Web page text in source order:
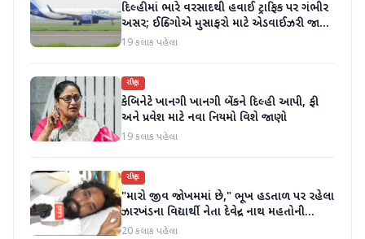
દિલ્હીમાં ભારે વરસાદથી હવાઈ ટ્રાફિક પર ગંભીર
અસર; ઈન્ડિગોએ મુસાફરો માટે એડવાઈઝરી જાહેર
કરી
19 કલાક પહેલા
રાષ્ટ્રીય
કેબિનેટે ખાનગી ખાનગી બેંકને દિલ્હી આપી, ફી
અને પ્રવેશ માટે નવા નિયમો વિશે જાણો
19 કલાક પહેલા
રાષ્ટ્રીય
"મારો જીવ જોખમમાં છે," ભૂખ હડતાળ પર રહેલા
ઝારખંડના વિદ્યાર્થી નેતા દેવેન્દ્ર નાથ મહતોની
તબિયત ખરાબ
20 કલાક પહેલા